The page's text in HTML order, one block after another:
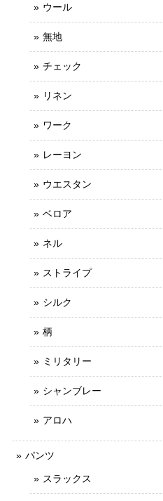
ウール
無地
チェック
リネン
ワーク
レーヨン
ウエスタン
ベロア
ネル
ストライプ
シルク
柄
ミリタリー
シャンブレー
アロハ
パンツ
スラックス